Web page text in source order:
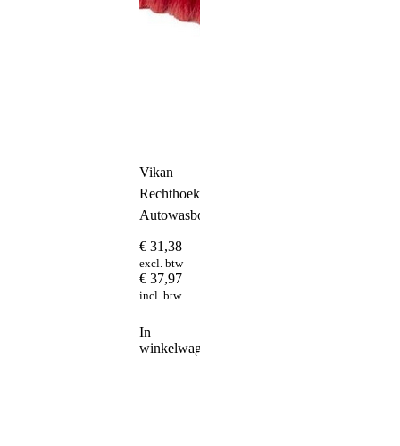
Vikan
Rechthoekige
Autowasborstel
€ 31,38
excl. btw
€ 37,97
incl. btw
In
winkelwagen